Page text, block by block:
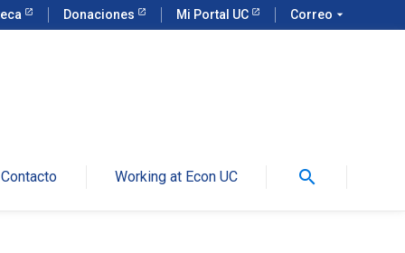
Donaciones Mi Portal UC Correo arrow_drop_down
Contacto Working at Econ UC search